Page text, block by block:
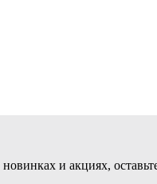
и акциях,